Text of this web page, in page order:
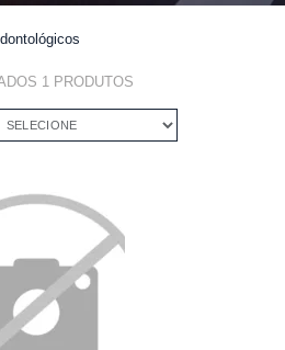
1PRODUTOS
SELECIONE